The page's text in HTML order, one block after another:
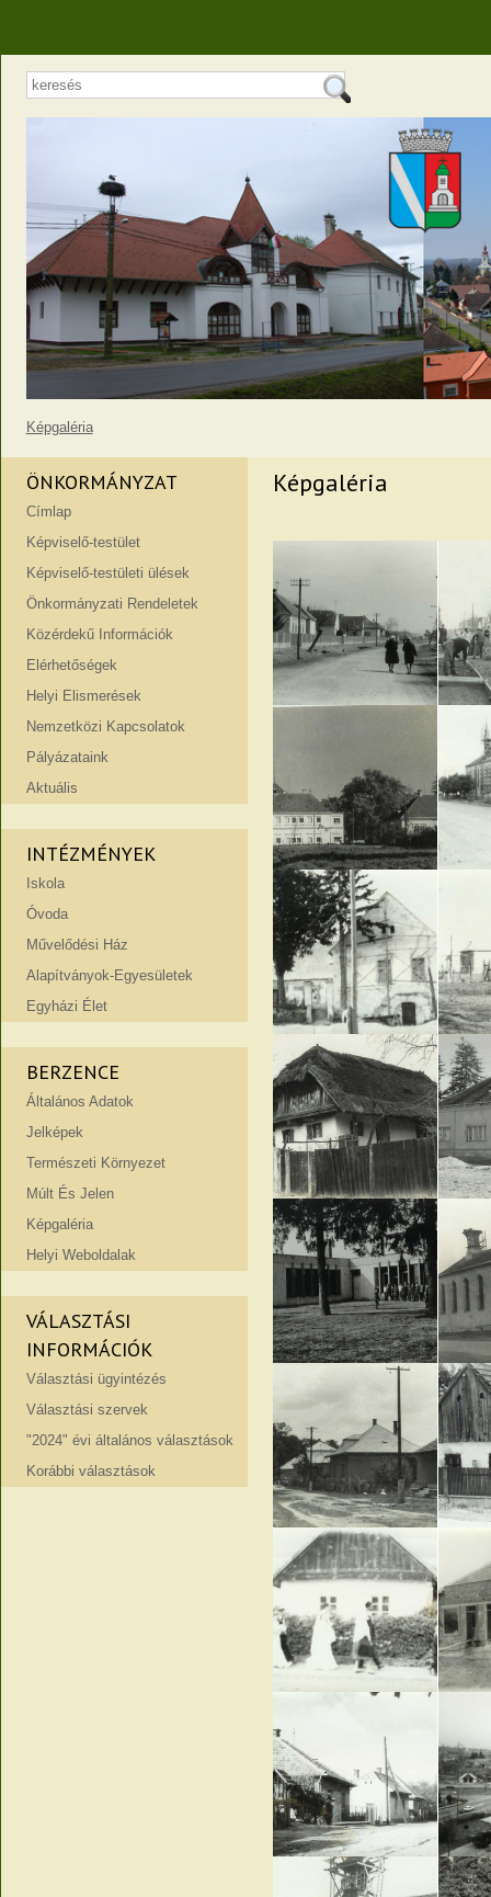
Képgaléria
ÖNKORMÁNYZAT
Címlap
Képviselő-testület
Képviselő-testületi ülések
Önkormányzati Rendeletek
Közérdekű Információk
Elérhetőségek
Helyi Elismerések
Nemzetközi Kapcsolatok
Pályázataink
Aktuális
INTÉZMÉNYEK
Iskola
Óvoda
Művelődési Ház
Alapítványok-Egyesületek
Egyházi Élet
BERZENCE
Általános Adatok
Jelképek
Természeti Környezet
Múlt És Jelen
Képgaléria
Helyi Weboldalak
VÁLASZTÁSI
INFORMÁCIÓK
Választási ügyintézés
Választási szervek
"2024" évi általános választások
Korábbi választások
Képgaléria